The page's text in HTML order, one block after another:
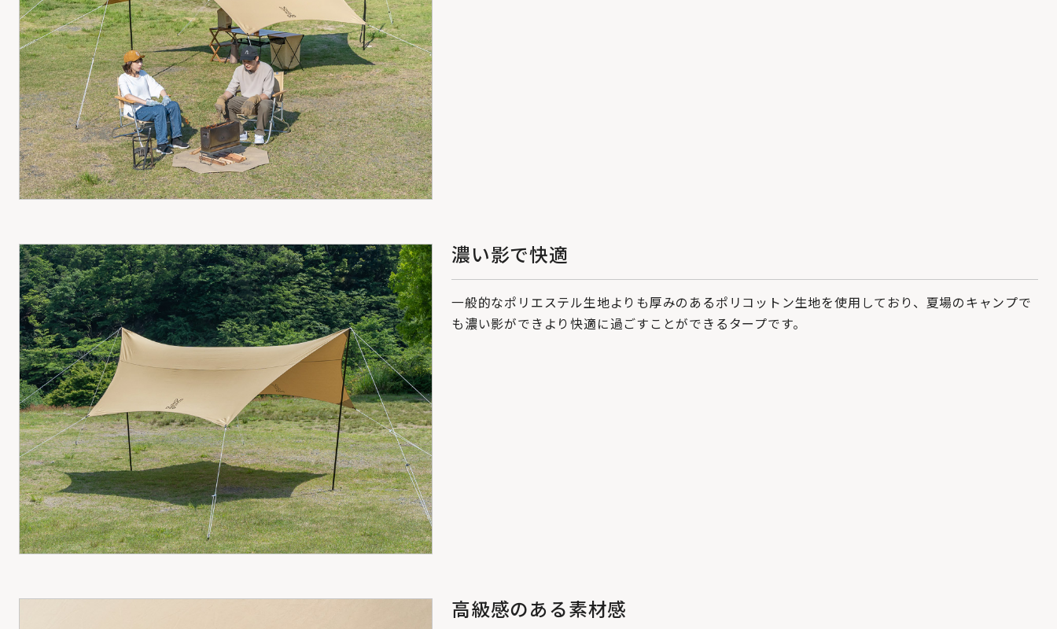
濃い影で快適
一般的なポリエステル生地よりも厚みのあるポリコットン生地を使用しており、夏場のキャンプで
も濃い影ができより快適に過ごすことができるタープです。
高級感のある素材感